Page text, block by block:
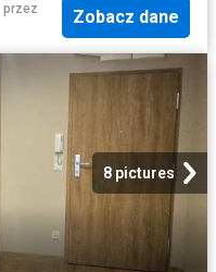
przez
Zobacz dane
8 pictures